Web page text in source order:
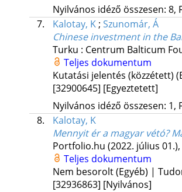
Nyilvános idéző összesen: 8,
7.
Kalotay, K; Szunomár, Á
Chinese investment in the
Turku : Centrum Balticum
Teljes dokumentum
Kutatási jelentés (közzétett)
[32900645] [Egyeztetett]
Nyilvános idéző összesen: 1,
8.
Kalotay, K
Mennyit ér a magyar vétó?
Portfolio.hu (2022. július 01.),
Teljes dokumentum
Nem besorolt (Egyéb) |
[32936863] [Nyilvános]